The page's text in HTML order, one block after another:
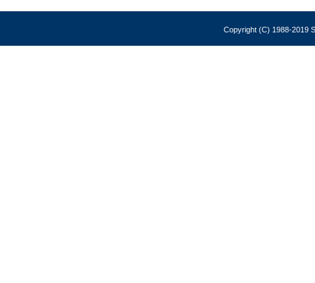
Copyright (C) 1988-2019